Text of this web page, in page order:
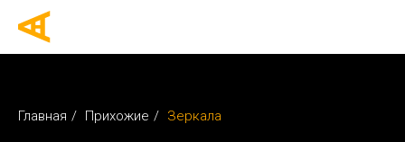
Главная / Прихожие / Зеркала